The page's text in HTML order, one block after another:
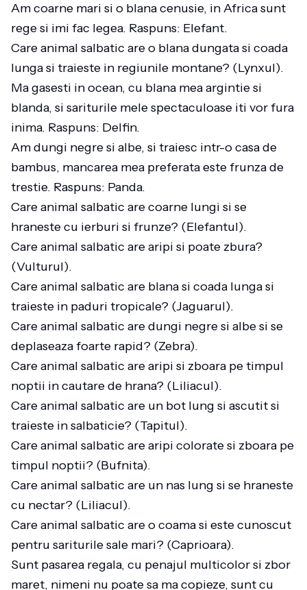
Am coarne mari si o blana cenusie, in Africa sunt
rege si imi fac legea. Raspuns: Elefant.
Care animal salbatic are o blana dungata si coada
lunga si traieste in regiunile montane? (Lynxul).
Ma gasesti in ocean, cu blana mea argintie si
blanda, si sariturile mele spectaculoase iti vor fura
inima. Raspuns: Delfin.
Am dungi negre si albe, si traiesc intr-o casa de
bambus, mancarea mea preferata este frunza de
trestie. Raspuns: Panda.
Care animal salbatic are coarne lungi si se
hraneste cu ierburi si frunze? (Elefantul).
Care animal salbatic are aripi si poate zbura?
(Vulturul).
Care animal salbatic are blana si coada lunga si
traieste in paduri tropicale? (Jaguarul).
Care animal salbatic are dungi negre si albe si se
deplaseaza foarte rapid? (Zebra).
Care animal salbatic are aripi si zboara pe timpul
noptii in cautare de hrana? (Liliacul).
Care animal salbatic are un bot lung si ascutit si
traieste in salbaticie? (Tapitul).
Care animal salbatic are aripi colorate si zboara pe
timpul noptii? (Bufnita).
Care animal salbatic are un nas lung si se hraneste
cu nectar? (Liliacul).
Care animal salbatic are o coama si este cunoscut
pentru sariturile sale mari? (Caprioara).
Sunt pasarea regala, cu penajul multicolor si zbor
maret, nimeni nu poate sa ma copieze, sunt cu